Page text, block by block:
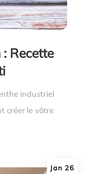
Recette
industriel
créer le vôtre
Jan 26